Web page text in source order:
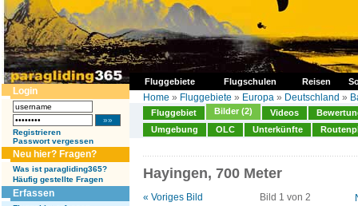
Fluggebiete Flugschulen Reisen
Login
Registrieren
Passwort vergessen
Neu hier? Fragen?
Was ist paragliding365?
Häufig gestellte Fragen
Erfassen
Home » Fluggebiete » Europa » Deutschland »
Fluggebiet Bilder (2) Videos
Umgebung
OLC Unterkünfte
Hayingen, 700 Meter
« Voriges Bild Bild 1 von 2